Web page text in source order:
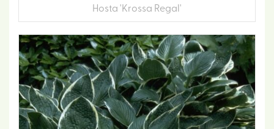
Hosta 'Krossa Regal'